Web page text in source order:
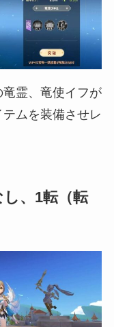
霊、竜使イフが
ムを装備させレ
、1転（転